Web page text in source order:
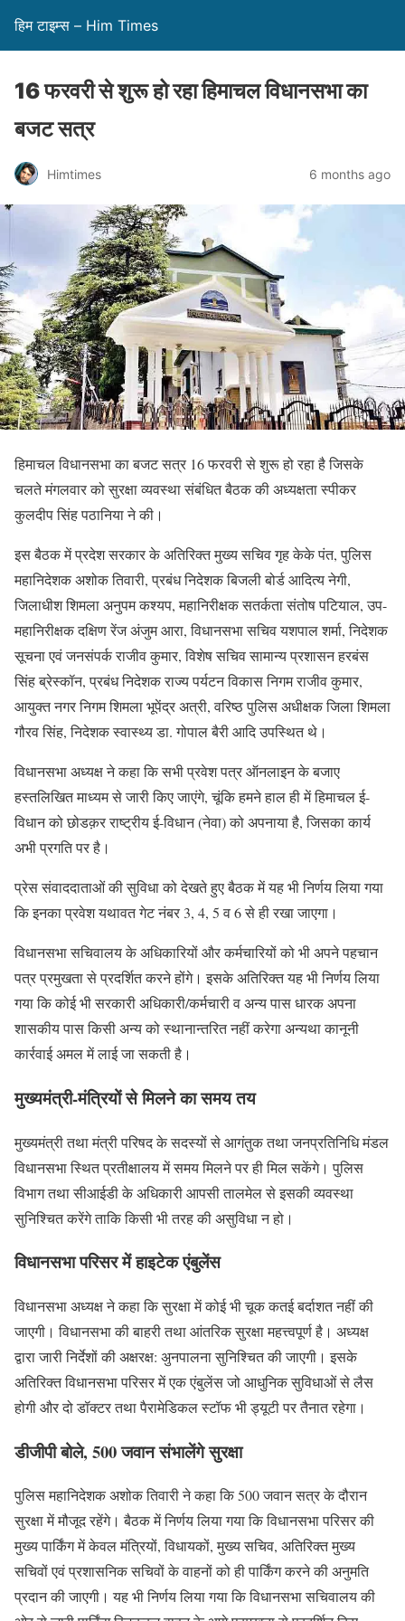
हिम टाइम्स – Him Times
16 फरवरी से शुरू हो रहा हिमाचल विधानसभा का
बजट सत्र
Himtimes 6 months ago
हिमाचल विधानसभा का बजट सत्र 16 फरवरी से शुरू हो रहा है जिसके
चलते मंगलवार को सुरक्षा व्यवस्था संबंधित बैठक की अध्यक्षता स्पीकर
कुलदीप सिंह पठानिया ने की।
इस बैठक में प्रदेश सरकार के अतिरिक्त मुख्य सचिव गृह केके पंत, पुलिस
महानिदेशक अशोक तिवारी, प्रबंध निदेशक बिजली बोर्ड आदित्य नेगी,
जिलाधीश शिमला अनुपम कश्यप, महानिरीक्षक सतर्कता संतोष पटियाल, उप-
महानिरीक्षक दक्षिण रेंज अंजुम आरा, विधानसभा सचिव यशपाल शर्मा, निदेशक
सूचना एवं जनसंपर्क राजीव कुमार, विशेष सचिव सामान्य प्रशासन हरबंस
सिंह ब्रेस्कॉन, प्रबंध निदेशक राज्य पर्यटन विकास निगम राजीव कुमार,
आयुक्त नगर निगम शिमला भूपेंद्र अत्री, वरिष्ठ पुलिस अधीक्षक जिला शिमला
गौरव सिंह, निदेशक स्वास्थ्य डा. गोपाल बैरी आदि उपस्थित थे।
विधानसभा अध्यक्ष ने कहा कि सभी प्रवेश पत्र ऑनलाइन के बजाए
हस्तलिखित माध्यम से जारी किए जाएंगे, चूंकि हमने हाल ही में हिमाचल ई-
विधान को छोडक़र राष्ट्रीय ई-विधान (नेवा) को अपनाया है, जिसका कार्य
अभी प्रगति पर है।
प्रेस संवाददाताओं की सुविधा को देखते हुए बैठक में यह भी निर्णय लिया गया
कि इनका प्रवेश यथावत गेट नंबर 3, 4, 5 व 6 से ही रखा जाएगा।
विधानसभा सचिवालय के अधिकारियों और कर्मचारियों को भी अपने पहचान
पत्र प्रमुखता से प्रदर्शित करने होंगे। इसके अतिरिक्त यह भी निर्णय लिया
गया कि कोई भी सरकारी अधिकारी/कर्मचारी व अन्य पास धारक अपना
शासकीय पास किसी अन्य को स्थानान्तरित नहीं करेगा अन्यथा कानूनी
कार्रवाई अमल में लाई जा सकती है।
मुख्यमंत्री-मंत्रियों से मिलने का समय तय
मुख्यमंत्री तथा मंत्री परिषद के सदस्यों से आगंतुक तथा जनप्रतिनिधि मंडल
विधानसभा स्थित प्रतीक्षालय में समय मिलने पर ही मिल सकेंगे। पुलिस
विभाग तथा सीआईडी के अधिकारी आपसी तालमेल से इसकी व्यवस्था
सुनिश्चित करेंगे ताकि किसी भी तरह की असुविधा न हो।
विधानसभा परिसर में हाइटेक एंबुलेंस
विधानसभा अध्यक्ष ने कहा कि सुरक्षा में कोई भी चूक कतई बर्दाशत नहीं की
जाएगी। विधानसभा की बाहरी तथा आंतरिक सुरक्षा महत्त्वपूर्ण है। अध्यक्ष
द्वारा जारी निर्देशों की अक्षरक्ष: अुनपालना सुनिश्चित की जाएगी। इसके
अतिरिक्त विधानसभा परिसर में एक एंबुलेंस जो आधुनिक सुविधाओं से लैस
होगी और दो डॉक्टर तथा पैरामेडिकल स्टॉफ भी ड्यूटी पर तैनात रहेगा।
डीजीपी बोले, 500 जवान संभालेंगे सुरक्षा
पुलिस महानिदेशक अशोक तिवारी ने कहा कि 500 जवान सत्र के दौरान
सुरक्षा में मौजूद रहेंगे। बैठक में निर्णय लिया गया कि विधानसभा परिसर की
मुख्य पार्किंग में केवल मंत्रियों, विधायकों, मुख्य सचिव, अतिरिक्त मुख्य
सचिवों एवं प्रशासनिक सचिवों के वाहनों को ही पार्किंग करने की अनुमति
प्रदान की जाएगी। यह भी निर्णय लिया गया कि विधानसभा सचिवालय की